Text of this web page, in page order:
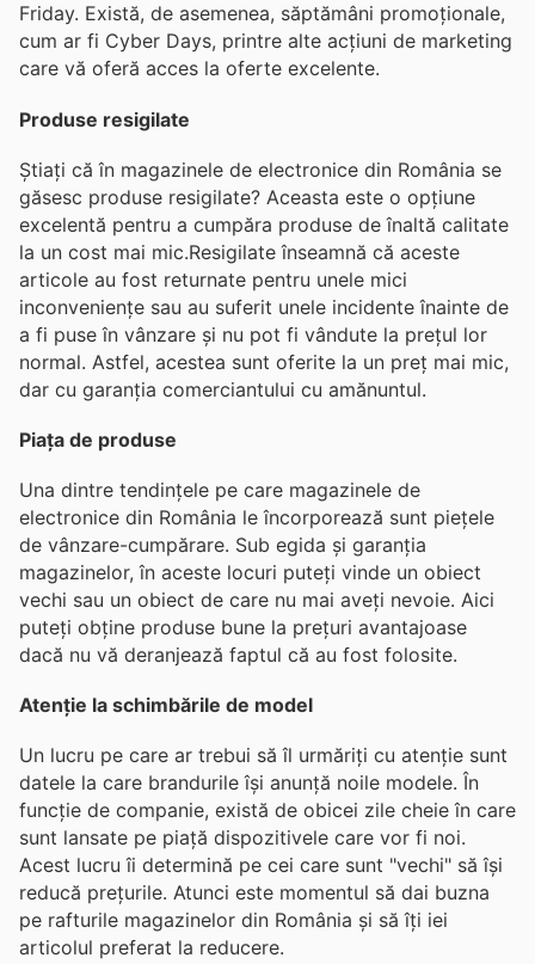
Friday. Există, de asemenea, săptămâni promoționale,
cum ar fi Cyber Days, printre alte acțiuni de marketing
care vă oferă acces la oferte excelente.
Produse resigilate
Știați că în magazinele de electronice din România se
găsesc produse resigilate? Aceasta este o opțiune
excelentă pentru a cumpăra produse de înaltă calitate
la un cost mai mic.Resigilate înseamnă că aceste
articole au fost returnate pentru unele mici
inconveniențe sau au suferit unele incidente înainte de
a fi puse în vânzare și nu pot fi vândute la prețul lor
normal. Astfel, acestea sunt oferite la un preț mai mic,
dar cu garanția comerciantului cu amănuntul.
Piața de produse
Una dintre tendințele pe care magazinele de
electronice din România le încorporează sunt piețele
de vânzare-cumpărare. Sub egida și garanția
magazinelor, în aceste locuri puteți vinde un obiect
vechi sau un obiect de care nu mai aveți nevoie. Aici
puteți obține produse bune la prețuri avantajoase
dacă nu vă deranjează faptul că au fost folosite.
Atenție la schimbările de model
Un lucru pe care ar trebui să îl urmăriți cu atenție sunt
datele la care brandurile își anunță noile modele. În
funcție de companie, există de obicei zile cheie în care
sunt lansate pe piață dispozitivele care vor fi noi.
Acest lucru îi determină pe cei care sunt "vechi" să își
reducă prețurile. Atunci este momentul să dai buzna
pe rafturile magazinelor din România și să îți iei
articolul preferat la reducere.